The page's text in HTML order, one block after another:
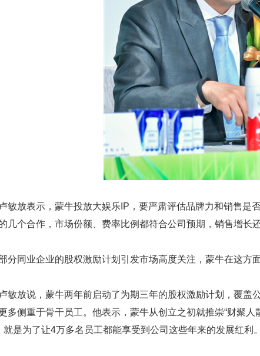
卢敏放表示，蒙牛投放大娱乐IP，要严肃评估品牌力和销售是
几个合作，市场份额、费率比例都符合公司预期，销售增长
分同业企业的股权激励计划引发市场高度关注，蒙牛在这方
卢敏放说，蒙牛两年前启动了为期三年的股权激励计划，覆
多侧重于骨干员工。他表示，蒙牛从创立之初就推崇“财聚
就是为了让4万多名员工都能享受到公司这些年来的发展红利。